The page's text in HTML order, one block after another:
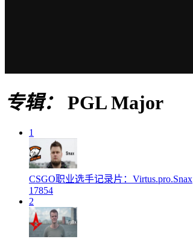
专辑： PGL Major
1
CSGO职业选手记录片：Virtus.pro.Snax
17854
2